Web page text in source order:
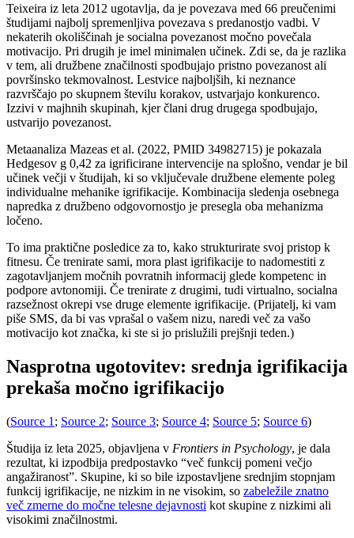
Teixeira iz leta 2012 ugotavlja, da je povezava med 66 preučenimi
študijami najbolj spremenljiva povezava s predanostjo vadbi. V
nekaterih okoliščinah je socialna povezanost močno povečala
motivacijo. Pri drugih je imel minimalen učinek. Zdi se, da je razlika
v tem, ali družbene značilnosti spodbujajo pristno povezanost ali
površinsko tekmovalnost. Lestvice najboljših, ki neznance
razvrščajo po skupnem številu korakov, ustvarjajo konkurenco.
Izzivi v majhnih skupinah, kjer člani drug drugega spodbujajo,
ustvarijo povezanost.
Metaanaliza Mazeas et al. (2022, PMID 34982715) je pokazala
Hedgesov g 0,42 za igrificirane intervencije na splošno, vendar je bil
učinek večji v študijah, ki so vključevale družbene elemente poleg
individualne mehanike igrifikacije. Kombinacija sledenja osebnega
napredka z družbeno odgovornostjo je presegla oba mehanizma
ločeno.
To ima praktične posledice za to, kako strukturirate svoj pristop k
fitnesu. Če trenirate sami, mora plast igrifikacije to nadomestiti z
zagotavljanjem močnih povratnih informacij glede kompetenc in
podpore avtonomiji. Če trenirate z drugimi, tudi virtualno, socialna
razsežnost okrepi vse druge elemente igrifikacije. (Prijatelj, ki vam
piše SMS, da bi vas vprašal o vašem nizu, naredi več za vašo
motivacijo kot značka, ki ste si jo prislužili prejšnji teden.)
Nasprotna ugotovitev: srednja igrifikacija
prekaša močno igrifikacijo
(Source 1 ; Source 2; Source 3; Source 4; Source 5; Source 6)
Študija iz leta 2025, objavljena v Frontiers in Psychology, je dala
rezultat, ki izpodbija predpostavko “več funkcij pomeni večjo
angažiranost”. Skupine, ki so bile izpostavljene srednjim stopnjam
funkcij igrifikacije, ne nizkim in ne visokim, so zabeležile znatno
več zmerne do močne telesne dejavnosti kot skupine z nizkimi ali
visokimi značilnostmi.